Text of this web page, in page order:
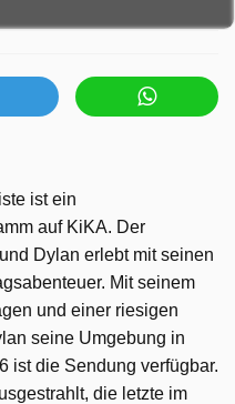
ist ein
auf KiKA. Der
Dylan erlebt mit seinen
Mit seinem
und einer riesigen
seine Umgebung in
ist die Sendung verfügbar.
die letzte im